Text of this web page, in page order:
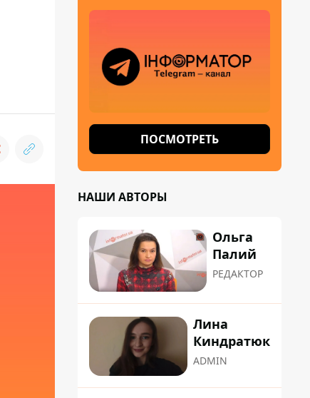
ПОСМОТРЕТЬ
НАШИ АВТОРЫ
Ольга
Палий
РЕДАКТОР
Лина
Киндратюк
ADMIN